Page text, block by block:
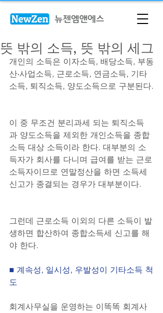
뜻 밖의 소득, 뜻 밖의 세그
개인의 소득은 이자소득, 배당소득, 부동
산·사업소득, 근로소득, 연금소득, 기타
소득, 퇴직소득, 양도소득으로 구분된다.
이 중 무조건 분리과세 되는 퇴직소득
과 양도소득을 제외한 개인소득을 종합
소득 대상 소득이라 한다. 대부분의 소
득자가 회사를 다니며 급여를 받는 근로
소득자이므로 연말정산을 하면 소득세
신고가 종결되는 경우가 대부분이다.
그런데 근로소득 이외의 다른 소득이 발
생하면 합산하여 종합소득세 신고를 해
야 한다.
■ 계속성, 일시성, 우발성이 기타소득 척
도
회계사무실을 운영하는 이똑똑 회계사